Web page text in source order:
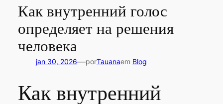
Как внутренний голос
определяет на решения
человека
jan 30, 2026—porTauanaem Blog
Как внутренний